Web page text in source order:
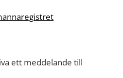
ett meddelande till